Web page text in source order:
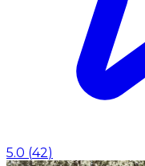
5.0 (42)